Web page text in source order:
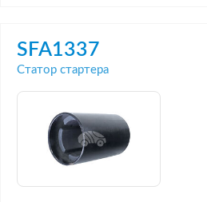
SFA1337
Статор стартера